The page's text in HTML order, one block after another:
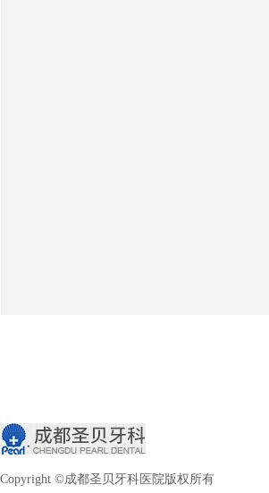
Copyright ©成都圣贝牙科医院版权所有